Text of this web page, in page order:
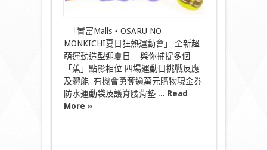
「置富Malls‧OSARU NO
MONKICHI夏日狂熱運動會」 全新超
萌運動造型迎夏日 與你捕捉多個
「蕉」點影相位 四場運動日挑戰反應
及體能 有機會勇奪逾萬元購物現金券
防水運動袋及護脊腰背墊 ... Read
More »